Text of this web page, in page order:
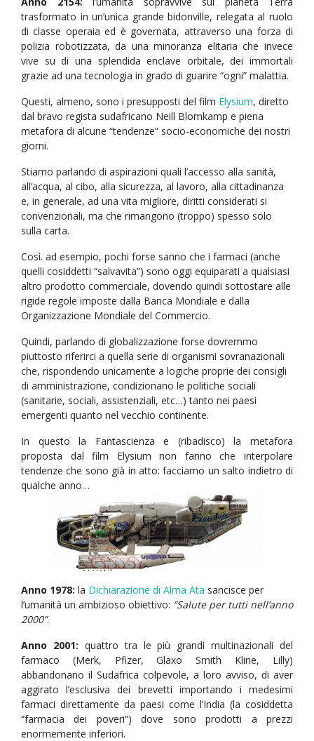
trasformato in un’unica grande bidonville, relegata al ruolo
di classe operaia ed è governata, attraverso una forza di
polizia robotizzata, da una minoranza elitaria che invece
vive su di una splendida enclave orbitale, dei immortali
grazie ad una tecnologia in grado di guarire “ogni” malattia.
Questi, almeno, sono i presupposti del film Elysium, diretto
dal bravo regista sudafricano Neill Blomkamp e piena
metafora di alcune “tendenze” socio-economiche dei nostri
giorni.
Stiamo parlando di aspirazioni quali l’accesso alla sanità,
all’acqua, al cibo, alla sicurezza, al lavoro, alla cittadinanza
e, in generale, ad una vita migliore, diritti considerati si
convenzionali, ma che rimangono (troppo) spesso solo
sulla carta.
Così. ad esempio, pochi forse sanno che i farmaci (anche
quelli cosiddetti “salvavita”) sono oggi equiparati a qualsiasi
altro prodotto commerciale, dovendo quindi sottostare alle
rigide regole imposte dalla Banca Mondiale e dalla
Organizzazione Mondiale del Commercio.
Quindi, parlando di globalizzazione forse dovremmo
piuttosto riferirci a quella serie di organismi sovranazionali
che, rispondendo unicamente a logiche proprie dei consigli
di amministrazione, condizionano le politiche sociali
(sanitarie, sociali, assistenziali, etc…) tanto nei paesi
emergenti quanto nel vecchio continente.
In questo la Fantascienza e (ribadisco) la metafora
proposta dal film Elysium non fanno che interpolare
tendenze che sono già in atto: facciamo un salto indietro di
qualche anno…
Anno 1978: la Dichiarazione di Alma Ata sancisce per
l’umanità un ambizioso obiettivo: “Salute per tutti nell’anno
2000”.
Anno 2001: quattro tra le più grandi multinazionali del
farmaco (Merk, Pfizer, Glaxo Smith Kline, Lilly)
abbandonano il Sudafrica colpevole, a loro avviso, di aver
aggirato l’esclusiva dei brevetti importando i medesimi
farmaci direttamente da paesi come l’India (la cosiddetta
“farmacia dei poveri”) dove sono prodotti a prezzi
enormemente inferiori.